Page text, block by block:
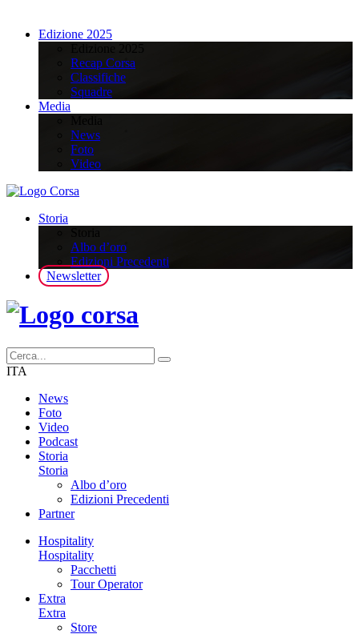
Edizione 2025
Recap Corsa
Classifiche
Squadre
Media
News
Foto
Video
Storia
Albo d’oro
Edizioni Precedenti
Newsletter
ITA
News
Foto
Video
Podcast
Storia
Storia
Albo d’oro
Edizioni Precedenti
Partner
Hospitality
Hospitality
Pacchetti
Tour Operator
Extra
Extra
Store